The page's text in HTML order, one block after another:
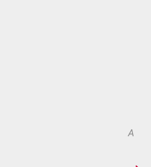
A